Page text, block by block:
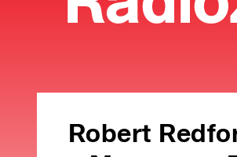
Robert